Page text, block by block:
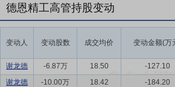
德恩精工高管持股变动
变动人 变动股数 成交均价 变动金额(万
谢龙德 -6.87万 18.50 -127.10
谢龙德
-10.00万 18.42 -184.20